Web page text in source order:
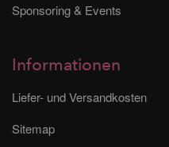
Sponsoring & Events
Informationen
Liefer- und Versandkosten
Sitemap